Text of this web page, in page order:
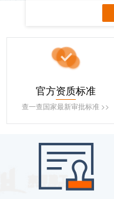
官方资质标准
查一查国家最新审批标准 >>